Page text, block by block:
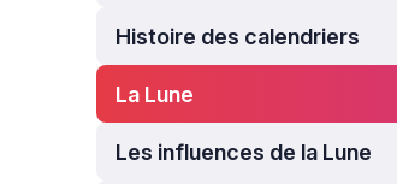
Histoire des calendriers
La Lune
Les influences de la Lune